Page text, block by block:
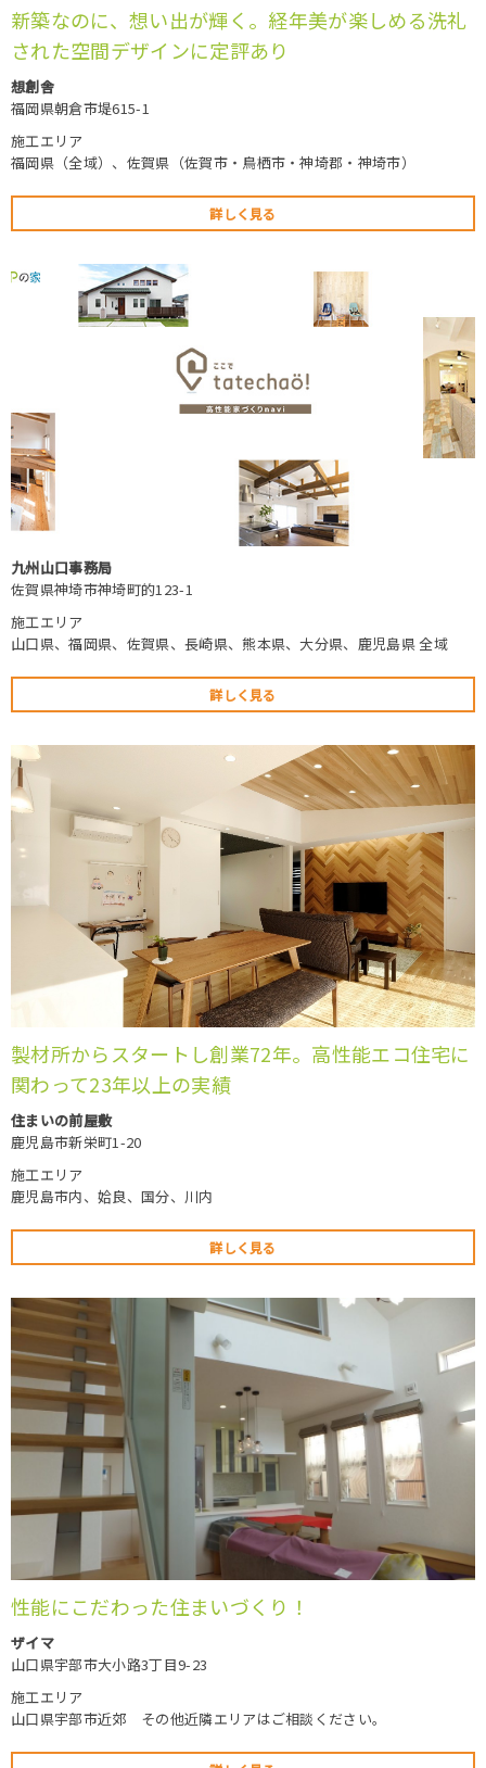
新築なのに、想い出が輝く。経年美が楽しめる洗礼
された空間デザインに定評あり
想創舎
福岡県朝倉市堤615-1
施工エリア
福岡県（全域）、佐賀県（佐賀市・鳥栖市・神埼郡・神埼市）
詳しく見る
九州山口事務局
佐賀県神埼市神埼町的123-1
施工エリア
山口県、福岡県、佐賀県、長崎県、熊本県、大分県、鹿児島県 全域
詳しく見る
製材所からスタートし創業72年。高性能エコ住宅に
関わって23年以上の実績
住まいの前屋敷
鹿児島市新栄町1-20
施工エリア
鹿児島市内、姶良、国分、川内
詳しく見る
性能にこだわった住まいづくり！
ザイマ
山口県宇部市大小路3丁目9-23
施工エリア
山口県宇部市近郊 その他近隣エリアはご相談ください。